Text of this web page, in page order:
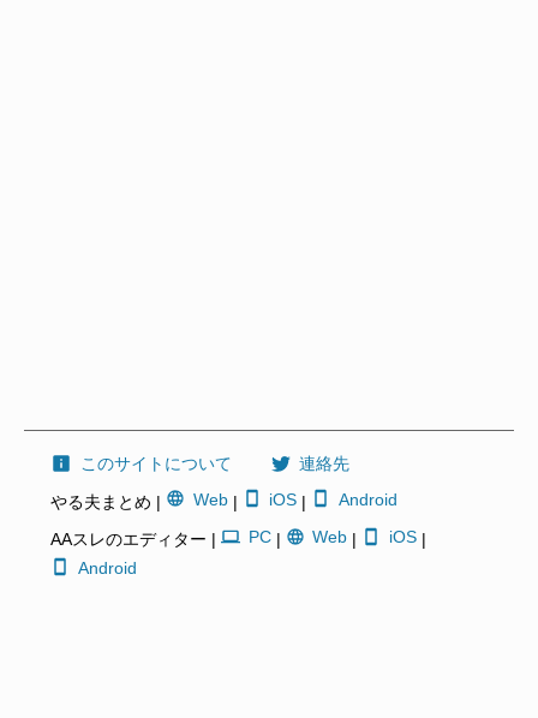
このサイトについて
連絡先
やる夫まとめ |
Web| iOS | Android
AAスレのエディター | PC| Web | iOS|
Android